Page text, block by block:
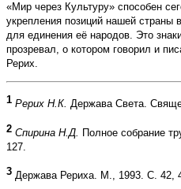
«Мир через Культуру» способен
укрепления позиций нашей
для единения её народов. Это
прозревал, о котором говорил и
Рерих.
1 Рерих Н.К. Держава Света.
2 Спирина Н.Д. Полное собрание
127.
3 Держава Рериха. М., 1993. С. 42,